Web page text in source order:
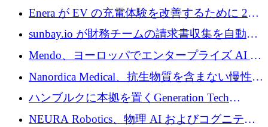
するために 200 万ユーロを調達
Enera が EV の充電体験を改善するために 200
万ドルを調達
sunbay.io が財務チームの請求書収集を自動化
するために 55 万ユーロを調達
Mendo、ヨーロッパでエンタープライズ AI 導
入を拡大するために 1,200 万ユーロを確保
Nanordica Medical、抗生物質を含まない慢性創
傷治療薬を市場に投入するために 160 万ユー
ロを調達
ハンブルクに本拠を置くGeneration Tech
Partnersが5,000万ユーロのAIロールアップファ
NEURA Robotics、物理 AI およびコグニティ